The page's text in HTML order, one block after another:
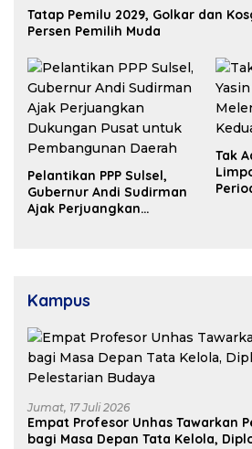
Tatap Pemilu 2029, Golkar dan
Persen Pemilih Muda
Pelantikan PPP Sulsel,
Gubernur Andi Sudirman
Ajak Perjuangkan
Tak
Kampus
Jumat, 17 Juli 2026
Empat Profesor Unhas Tawarkan
bagi Masa Depan Tata Kelola,